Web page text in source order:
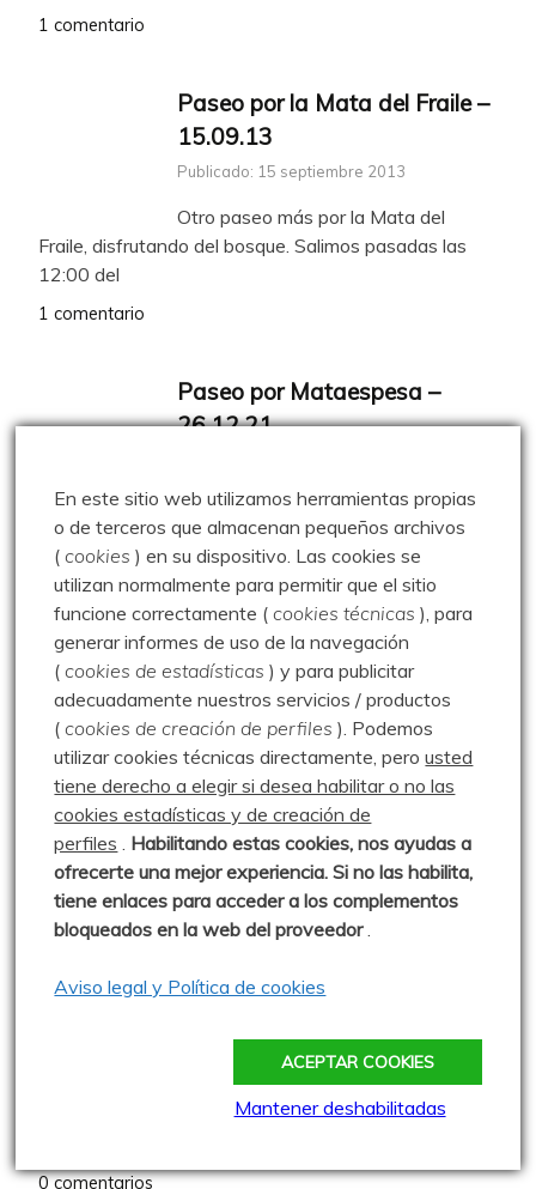
1 comentario
Paseo por la Mata del Fraile –
15.09.13
Publicado: 15 septiembre 2013
Otro paseo más por la Mata del
Fraile, disfrutando del bosque. Salimos pasadas las
12:00 del
1 comentario
Paseo por Mataespesa –
26.12.21
Un paseo muy corto por
Mataespesa, para ver si dejo en el monte el catarro
que
0 comentarios
Salcedillo – Majada del Río –
Majada de Orquijo – La
Collada – Salcedillo –
26.05.19
Publicado: 26 mayo 2019
Una preciosa y sencilla ruta trazada por Carmelo para
enlazar dos majadas de Salcedillo, la del
0 comentarios
Publicado: 9 junio 2012
Excursión organizada por el AMPA
del colegio San Gregorio de Aguilar.
0 comentarios
En este sitio web utilizamos herramientas propias
o de terceros que almacenan pequeños archivos
(cookies ) en su dispositivo. Las cookies se
utilizan normalmente para permitir que el sitio
funcione correctamente (cookies técnicas ), para
generar informes de uso de la navegación
(cookies de estadísticas ) y para publicitar
adecuadamente nuestros servicios / productos
(cookies de creación de perfiles ). Podemos
utilizar cookies técnicas directamente, perousted
tiene derecho a elegir si desea habilitar o no las
cookies estadísticas y de creación de
perfiles . Habilitando estas cookies, nos ayudas a
ofrecerte una mejor experiencia. Si no las habilita,
tiene enlaces para acceder a los complementos
bloqueados en la web del proveedor.
Aviso legal y Política de cookies
ACEPTAR COOKIES
Mantener deshabilitadas